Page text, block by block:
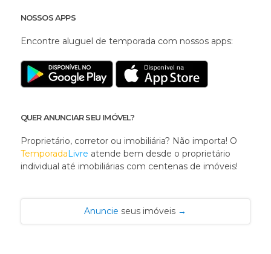
NOSSOS APPS
Encontre aluguel de temporada com nossos apps:
QUER ANUNCIAR SEU IMÓVEL?
Proprietário, corretor ou imobiliária? Não importa! O
TemporadaLivre atende bem desde o proprietário
individual até imobiliárias com centenas de imóveis!
Anuncie seus imóveis →